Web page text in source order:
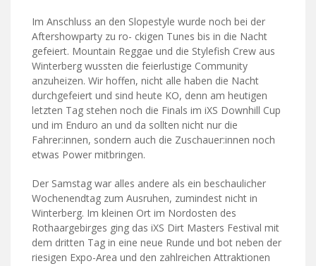
Im Anschluss an den Slopestyle wurde noch bei der
Aftershowparty zu ro- ckigen Tunes bis in die Nacht
gefeiert. Mountain Reggae und die Stylefish Crew aus
Winterberg wussten die feierlustige Community
anzuheizen. Wir hoffen, nicht alle haben die Nacht
durchgefeiert und sind heute KO, denn am heutigen
letzten Tag stehen noch die Finals im iXS Downhill Cup
und im Enduro an und da sollten nicht nur die
Fahrer:innen, sondern auch die Zuschauer:innen noch
etwas Power mitbringen.
Der Samstag war alles andere als ein beschaulicher
Wochenendtag zum Ausruhen, zumindest nicht in
Winterberg. Im kleinen Ort im Nordosten des
Rothaargebirges ging das iXS Dirt Masters Festival mit
dem dritten Tag in eine neue Runde und bot neben der
riesigen Expo-Area und den zahlreichen Attraktionen